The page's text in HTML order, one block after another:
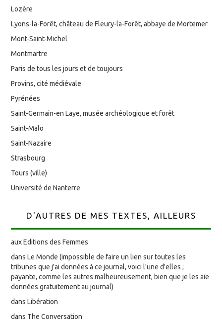
Lozère
Lyons-la-Forêt, château de Fleury-la-Forêt, abbaye de Mortemer
Mont-Saint-Michel
Montmartre
Paris de tous les jours et de toujours
Provins, cité médiévale
Pyrénées
Saint-Germain-en Laye, musée archéologique et forêt
Saint-Malo
Saint-Nazaire
Strasbourg
Tours (ville)
Université de Nanterre
D'AUTRES DE MES TEXTES, AILLEURS
aux Editions des Femmes
dans Le Monde (impossible de faire un lien sur toutes les
tribunes que j'ai données à ce journal, voici l'une d'elles ;
payante, comme les autres malheureusement, bien que je les aie
données gratuitement au journal)
dans Libération
dans The Conversation